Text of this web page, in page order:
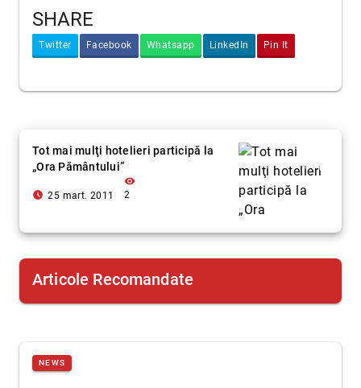
SHARE
Twitter Facebook Whatsapp LinkedIn Pin It
Tot mai mulţi hotelieri participă la
„Ora Pământului”
access_time_filled 25 mart. 2011
visibility
2
Articole Recomandate
NEWS